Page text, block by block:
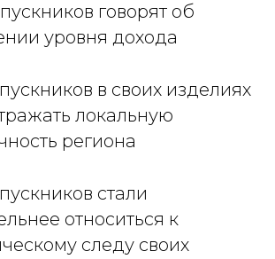
говорят об
уровня дохода
в своих изделиях
локальную
региона
стали
относиться к
следу своих